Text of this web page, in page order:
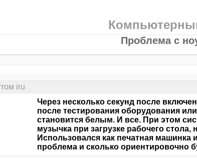
Проблема с
iru
Через несколько секунд после
после тестирования оборудования
становится белым. И все. При этом
музычка при загрузке рабочего
Использовался как печатная
проблема и сколько ориентировочно